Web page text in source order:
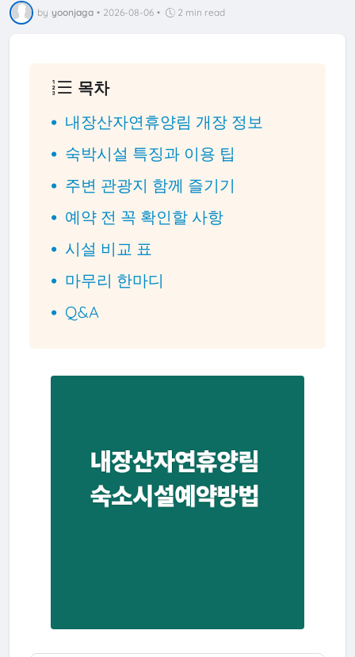
by yoonjaga • 2026-08-06 • 2 min read
목차
내장산자연휴양림 개장 정보
숙박시설 특징과 이용 팁
주변 관광지 함께 즐기기
예약 전 꼭 확인할 사항
시설 비교 표
마무리 한마디
Q&A